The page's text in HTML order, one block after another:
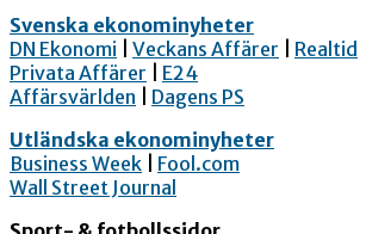
Svenska ekonominyheter
DN Ekonomi
Veckans Affärer
Realtid
Privata Affärer
E24
Affärsvärlden
Dagens PS
Utländska ekonominyheter
Business Week
Fool.com
Wall Street Journal